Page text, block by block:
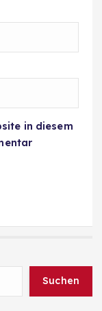
in diesem
Suchen